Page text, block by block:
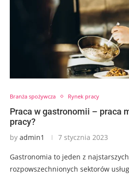
Branża spożywcza Rynek pracy
Praca w gastronomii – praca
pracy?
by admin1 7 stycznia 2023
Gastronomia to jeden z
rozpowszechnionych sektorów